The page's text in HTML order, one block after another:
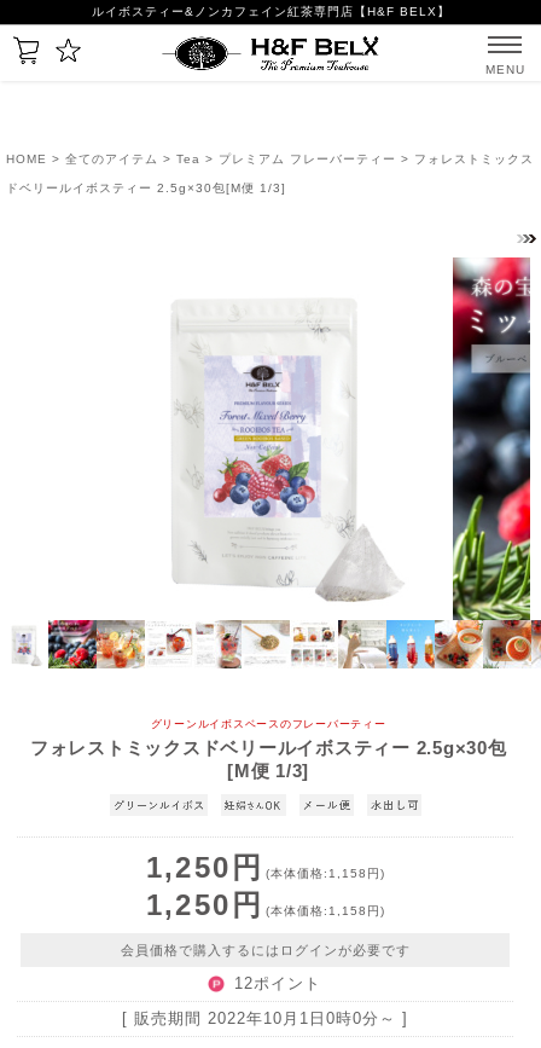
ルイボスティー&ノンカフェイン紅茶専門店【H&F BELX】
MENU
HOME > 全てのアイテム > Tea > プレミアム フレーバーティー > フォレストミックス
ドベリールイボスティー 2.5g×30包[M便 1/3]
グリーンルイボスベースのフレーバーティー
フォレストミックスドベリールイボスティー 2.5g×30包
[M便 1/3]
1,250円 (本体価格:1,158円)
1,250円 (本体価格:1,158円)
会員価格で購入するにはログインが必要です
12ポイント
[ 販売期間2022年10月1日0時0分 ～ ]